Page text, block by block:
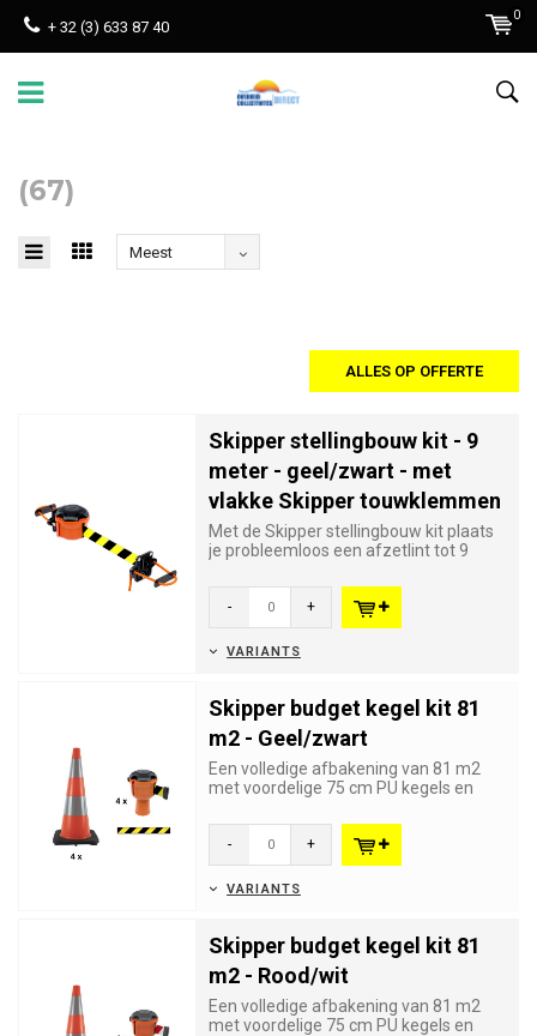
+ 32 (3) 633 87 40
0
(67)
Meest
ALLES OP OFFERTE
Skipper stellingbouw kit - 9
meter - geel/zwart - met
vlakke Skipper touwklemmen
Met de Skipper stellingbouw kit plaats
je probleemloos een afzetlint tot 9
- +
VARIANTS
Skipper budget kegel kit 81
m2 - Geel/zwart
Een volledige afbakening van 81 m2
met voordelige 75 cm PU kegels en
- +
VARIANTS
Skipper budget kegel kit 81
m2 - Rood/wit
Een volledige afbakening van 81 m2
met voordelige 75 cm PU kegels en